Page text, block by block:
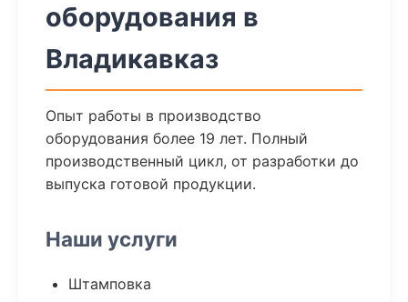
оборудования в
Владикавказ
Опыт работы в производство
оборудования более 19 лет. Полный
производственный цикл, от разработки до
выпуска готовой продукции.
Наши услуги
Штамповка